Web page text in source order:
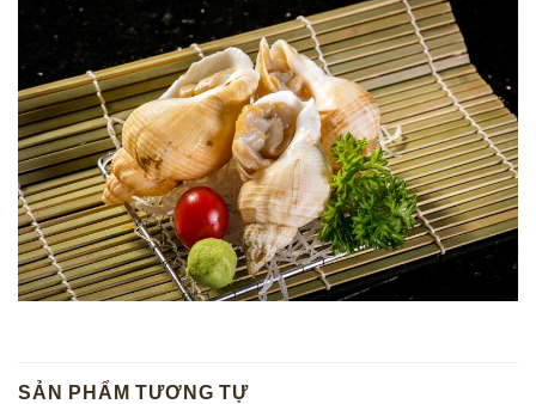
SẢN PHẨM TƯƠNG TỰ